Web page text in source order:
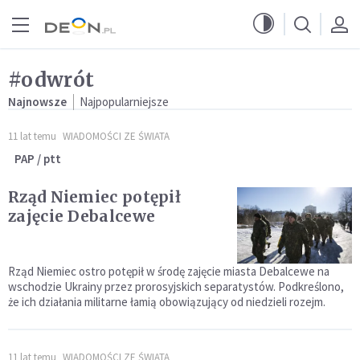
#odwrót
Najnowsze Najpopularniejsze
11 lat temu WIADOMOŚCI ZE ŚWIATA
PAP / ptt
Rząd Niemiec potępił
zajęcie Debalcewe
Rząd Niemiec ostro potępił w środę zajęcie miasta Debalcewe na
wschodzie Ukrainy przez prorosyjskich separatystów. Podkreślono,
że ich działania militarne łamią obowiązujący od niedzieli rozejm.
11 lat temu WIADOMOŚCI ZE ŚWIATA